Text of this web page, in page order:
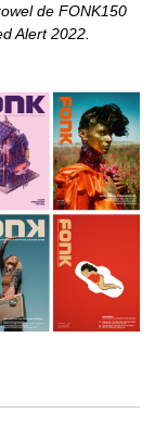
de FONK150
Alert 2022.